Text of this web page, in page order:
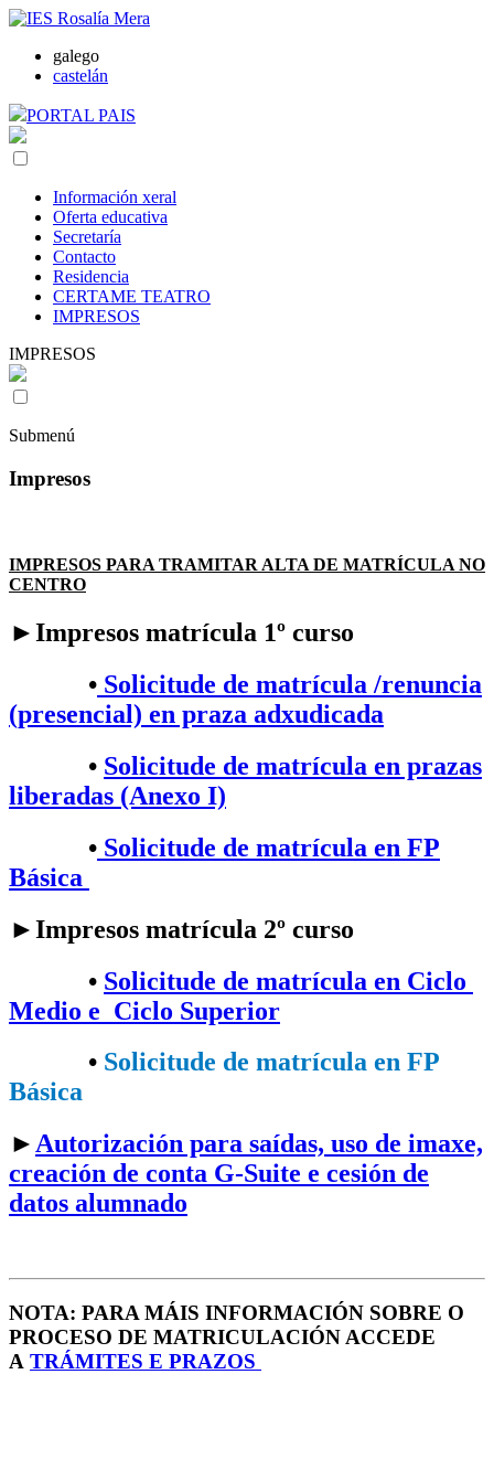
galego
castelán
PORTAL PAIS
Información xeral
Oferta educativa
Secretaría
Contacto
Residencia
CERTAME TEATRO
IMPRESOS
IMPRESOS
Submenú
Impresos
IMPRESOS PARA TRAMITAR ALTA DE MATRÍCULA NO
CENTRO
►Impresos matrícula 1º curso
• Solicitude de matrícula /renuncia
(presencial) en praza adxudicada
• Solicitude de matrícula en prazas
liberadas (Anexo I)
• Solicitude de matrícula en FP
Básica
►Impresos matrícula 2º curso
•​ Solicitude de matrícula en Ciclo
Medio e Ciclo Superior
•​ Solicitude de matrícula en FP
Básica
►Autorización para saídas, uso de imaxe,
creación de conta G-Suite e cesión de
datos alumnado
NOTA: PARA MÁIS INFORMACIÓN SOBRE O
PROCESO DE MATRICULACIÓN ACCEDE
A TRÁMITES E PRAZOS